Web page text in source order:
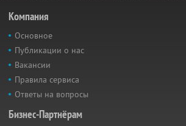
Компания
Основное
Публикации о нас
Вакансии
Правила сервиса
Ответы на вопросы
Бизнес-Партнёрам